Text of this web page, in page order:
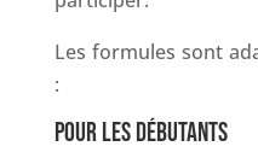
Les formules sont
:
POUR LES DÉBUTANTS